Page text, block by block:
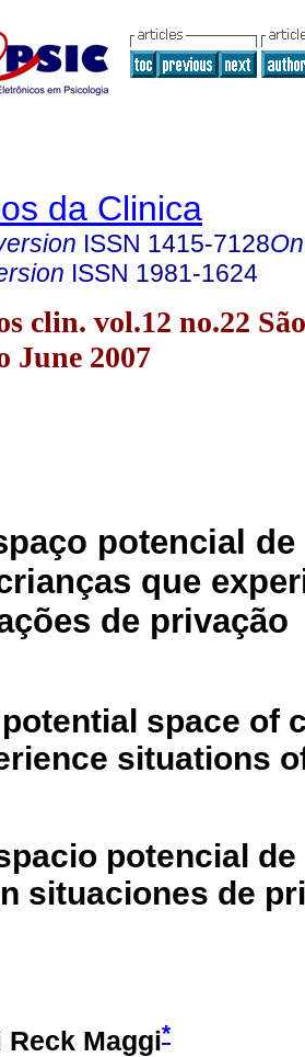
da Clinica
ISSN 1415-7128
ISSN 1981-1624
clin. vol.12 no.22 São
June 2007
potencial
que
de privação
space of
situations
potencial
situaciones de
Reck Maggi*